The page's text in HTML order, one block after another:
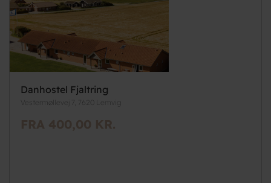
Danhostel Fjaltring
Vestermøllevej 7, 7620 Lemvig
FRA 400,00 KR.